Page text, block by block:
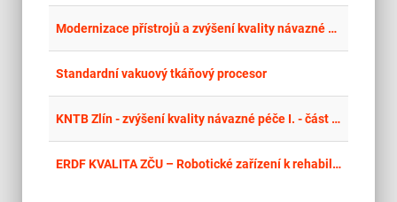
Modernizace přístrojů a zvýšení kvality návazné péče v Nemocnici Prachatice, a.s. – II
Standardní vakuový tkáňový procesor
KNTB Zlín - zvýšení kvality návazné péče I. - část 5 - přístroje ultrazvukové
ERDF KVALITA ZČU – Robotické zařízení k rehabilitaci horních končetin po CMP a traumatech CNS (2026)